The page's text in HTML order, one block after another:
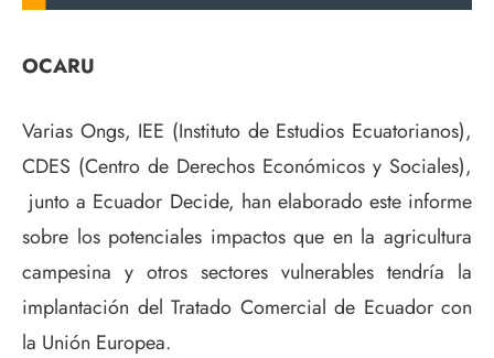
OCARU
Varias Ongs, IEE (Instituto de Estudios Ecuatorianos),
CDES (Centro de Derechos Económicos y Sociales),
junto a Ecuador Decide, han elaborado este informe
sobre los potenciales impactos que en la agricultura
campesina y otros sectores vulnerables tendría la
implantación del Tratado Comercial de Ecuador con
la Unión Europea.